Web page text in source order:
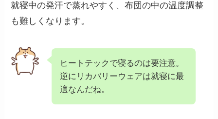
就寝中の発汗で蒸れやすく、布団の中の温度調整
も難しくなります。
ヒートテックで寝るのは要注意。
逆にリカバリーウェアは就寝に最
適なんだね。